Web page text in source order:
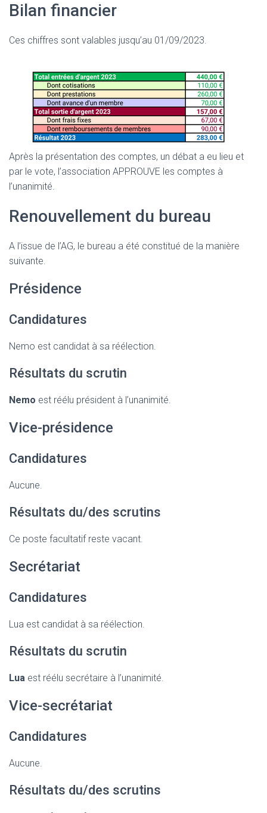
Bilan financier
Ces chiffres sont valables jusqu’au 01/09/2023.
Après la présentation des comptes, un débat a eu lieu et
par le vote, l’association APPROUVE les comptes à
l’unanimité.
Renouvellement du bureau
A l’issue de l’AG, le bureau a été constitué de la manière
suivante.
Présidence
Candidatures
Nemo est candidat à sa réélection.
Résultats du scrutin
Nemo est réélu président à l’unanimité.
Vice-présidence
Candidatures
Aucune.
Résultats du/des scrutins
Ce poste facultatif reste vacant.
Secrétariat
Candidatures
Lua est candidat à sa réélection.
Résultats du scrutin
Lua est réélu secrétaire à l’unanimité.
Vice-secrétariat
Candidatures
Aucune.
Résultats du/des scrutins